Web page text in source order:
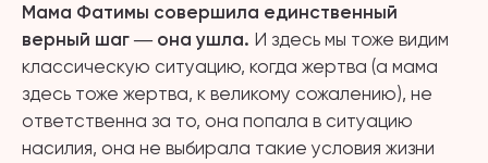
Мама Фатимы совершила единственный
верный шаг ― она ушла. И здесь мы тоже видим
классическую ситуацию, когда жертва (а мама
здесь тоже жертва, к великому сожалению), не
ответственна за то, она попала в ситуацию
насилия, она не выбирала такие условия жизни